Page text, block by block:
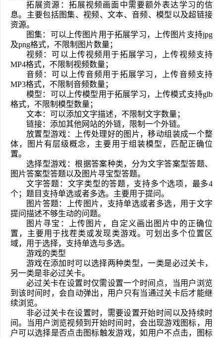
拓展资源：拓展视频画面中需要额外表达学习的信
息。主要包括图集、视频、文本、音频、模型以及超链接
资源。
图集：可以上传图片用于拓展学习，上传图片支持jpg
及png格式，不限制图片数量；
视频：可以上传视频用于拓展学习，上传视频支持
MP4格式，不限制视频数量；
音频：可以上传音频用于拓展学习，上传音频支持
MP3格式，不限制音频数量；
模型：可以上传模型用于拓展学习，上传模式支持glb
格式，不限制模型数量；
文本：可以添加文字描述，不限制文字数量；
链接：添加其他网站的外链，限制一个外链。
放置型游戏：上传处理好的图片，移动组装成一个整
体，图片有层级概念，主要用于组装模型，匹配正确位
置。
选择型游戏：根据答案种类，分为文字答案型答题、
图片答案型答题以及图片寻宝型答题。
文字答题：文字类型的答题，支持多个选项，最多4
个；题目支持单选或者多选。主要用于提问。
图片答题：上传图片，支持单选或者多选，用于文字
提问描述不够生动的问题。
图片寻宝：上传图片，自定义画出图片中的正确位
置，主要用于找茬类或发现类游戏。可划出多个位置区
域，用于选择，支持单选与多选。
游戏的类型
游戏在添加时可以选择两种类型，一类是必过关卡，
另一类是非必过关卡。
必过关卡在设置时仅需设置一个时间点，当用户浏览
到该时间时，会自动弹出，用户只有当通过关卡后才能继
续浏览。
非必过关卡在设置时，需要设置开始时间以及持续时
间。当用户浏览视频到开始时间时，会出现游戏图标，用
户可以选择是否点击图标触发游戏，如用户不点击，图标